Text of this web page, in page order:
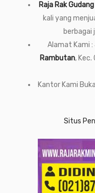
Raja Rak Gudang
kali yang
berbagai
Alamat Kami :
Rambutan,
Kantor Kami Buka
Situs